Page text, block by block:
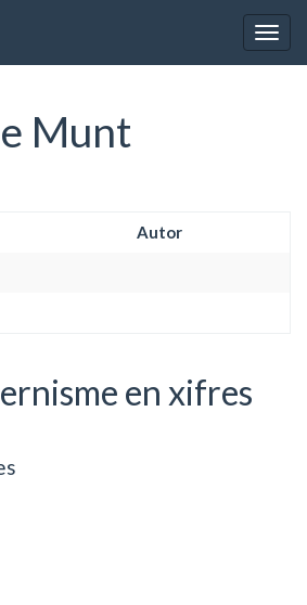
Munt
Autor
en xifres